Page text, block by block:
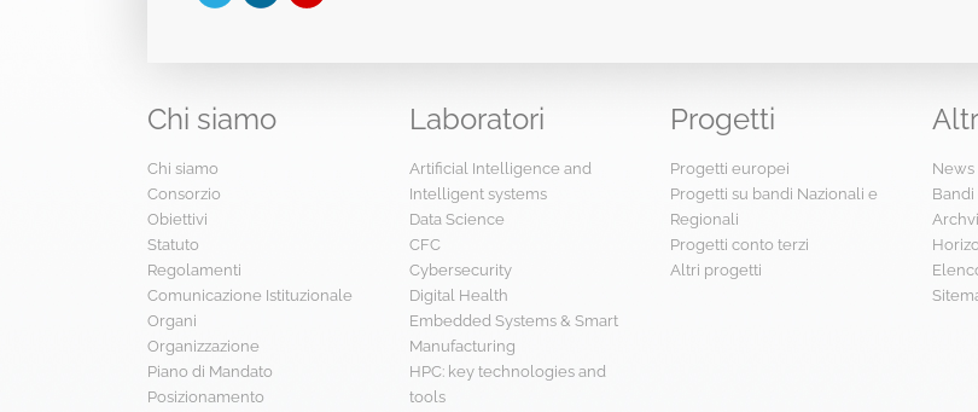
Chi siamo
Chi siamo
Consorzio
Obiettivi
Statuto
Regolamenti
Comunicazione Istituzionale
Organi
Organizzazione
Piano di Mandato
Posizionamento
Laboratori
Artificial Intelligence and
Intelligent systems
Data Science
CFC
Cybersecurity
Digital Health
Embedded Systems & Smart
Manufacturing
HPC: key technologies and
tools
Progetti
Progetti europei
Progetti su bandi Nazionali e
Regionali
Progetti conto terzi
Altri progetti
News
Bandi